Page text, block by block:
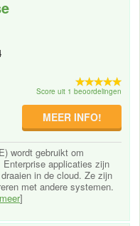
Score uit 1 beoordelingen
MEER INFO!
wordt gebruikt om
applicaties zijn
in de cloud. Ze zijn
met andere systemen.
meer]